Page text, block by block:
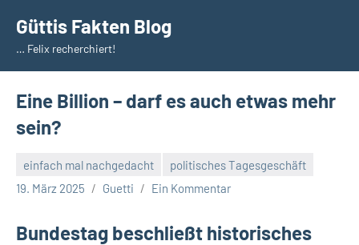
Inhalt
springen
Güttis Fakten Blog
… Felix recherchiert!
Eine Billion – darf es auch etwas mehr
sein?
einfach mal nachgedacht
politisches Tagesgeschäft
19. März 2025
Guetti Ein Kommentar
Bundestag beschließt historisches